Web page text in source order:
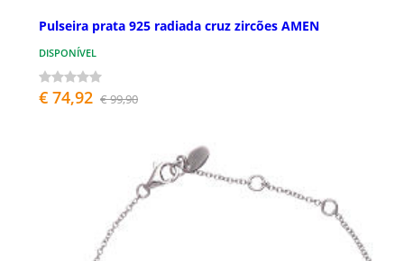
Pulseira prata 925 radiada cruz zircões AMEN
DISPONÍVEL
€ 74,92 € 99,90